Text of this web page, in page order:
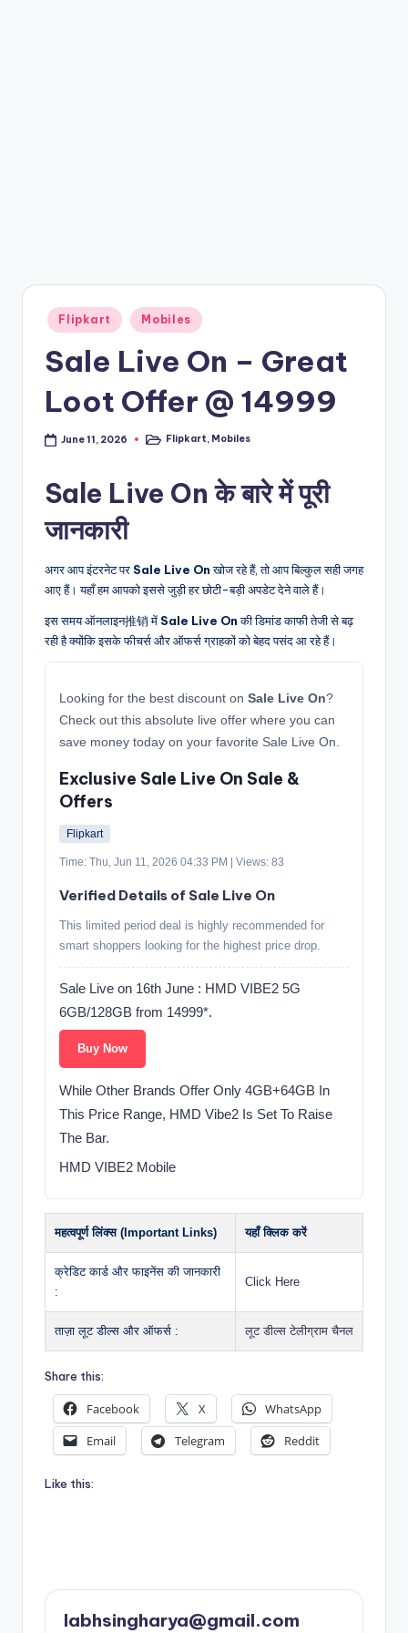
Posted
in
Flipkart Mobiles
Sale Live On – Great
Loot Offer @ 14999
June 11, 2026
PostedFlipkart, Mobiles
Sale Live On के बारे में पूरी
जानकारी
अगर आप इंटरनेट पर Sale Live Onखोज रहे हैं, तो आप बिल्कुल सही जगह
आए हैं। यहाँ हम आपको इससे जुड़ी हर छोटी-बड़ी अपडेट देने वाले हैं।
इस समय ऑनलाइन推销 में Sale Live Onकी डिमांड काफी तेजी से बढ़
रही है क्योंकि इसके फीचर्स और ऑफर्स ग्राहकों को बेहद पसंद आ रहे हैं।
Looking for the best discount on Sale Live On?
Check out this absolute live offer where you can
save money today on your favorite Sale Live On.
Exclusive Sale Live On Sale &
Offers
Flipkart
Time: Thu, Jun 11, 2026 04:33 PM | Views: 83
Verified Details of Sale Live On
This limited period deal is highly recommended for
smart shoppers looking for the highest price drop.
Sale Live on 16th June : HMD VIBE2 5G
6GB/128GB from 14999*.
Buy Now
While Other Brands Offer Only 4GB+64GB In
This Price Range, HMD Vibe2 Is Set To Raise
The Bar.
HMD VIBE2 Mobile
महत्वपूर्ण लिंक्स (Important Links) यहाँ क्लिक करें
क्रेडिट कार्ड और फाइनेंस की जानकारी
:
Click Here
ताज़ा लूट डील्स और ऑफर्स : लूट डील्स टेलीग्राम चैनल
Share this:
Facebook X
WhatsApp
Email
Telegram Reddit
Like this:
labhsingharya@gmail.com